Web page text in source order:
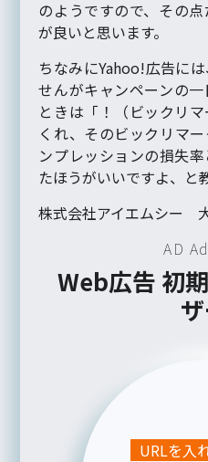
のようですので、その
が良いと思います。
ちなみにYahoo!広告に
せんがキャンペーンの
ときは「！（ビックリ
くれ、そのビックリマ
ンプレッションの損失
たほうがいいですよ、と
株式会社アイエムシー
AD
Web広告 初
URLを入